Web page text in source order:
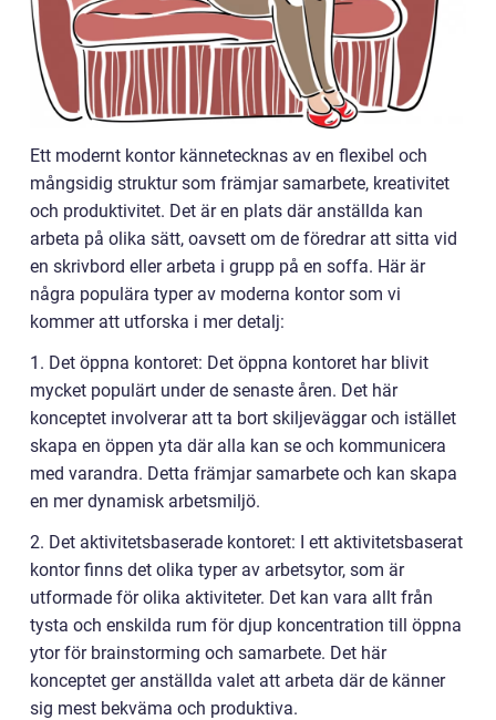
Ett modernt kontor kännetecknas av en flexibel och
mångsidig struktur som främjar samarbete, kreativitet
och produktivitet. Det är en plats där anställda kan
arbeta på olika sätt, oavsett om de föredrar att sitta vid
en skrivbord eller arbeta i grupp på en soffa. Här är
några populära typer av moderna kontor som vi
kommer att utforska i mer detalj:
1. Det öppna kontoret: Det öppna kontoret har blivit
mycket populärt under de senaste åren. Det här
konceptet involverar att ta bort skiljeväggar och istället
skapa en öppen yta där alla kan se och kommunicera
med varandra. Detta främjar samarbete och kan skapa
en mer dynamisk arbetsmiljö.
2. Det aktivitetsbaserade kontoret: I ett aktivitetsbaserat
kontor finns det olika typer av arbetsytor, som är
utformade för olika aktiviteter. Det kan vara allt från
tysta och enskilda rum för djup koncentration till öppna
ytor för brainstorming och samarbete. Det här
konceptet ger anställda valet att arbeta där de känner
sig mest bekväma och produktiva.